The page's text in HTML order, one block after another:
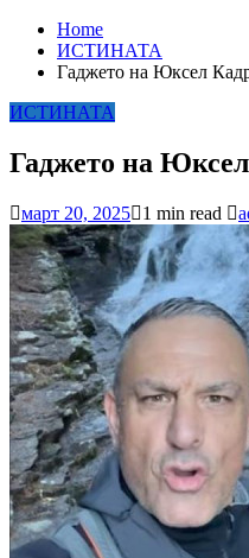
Home
ИСТИНАТА
Гаджето на Юксел
ИСТИНАТА
Гаджето на
март 20, 2025 1 min read